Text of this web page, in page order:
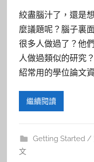
絞盡腦汁了，還是
麼議題呢？腦子裏
很多人做過了？他
人做過類似的研究
紹常用的學位論文
繼續閱讀
Getting Started /
文